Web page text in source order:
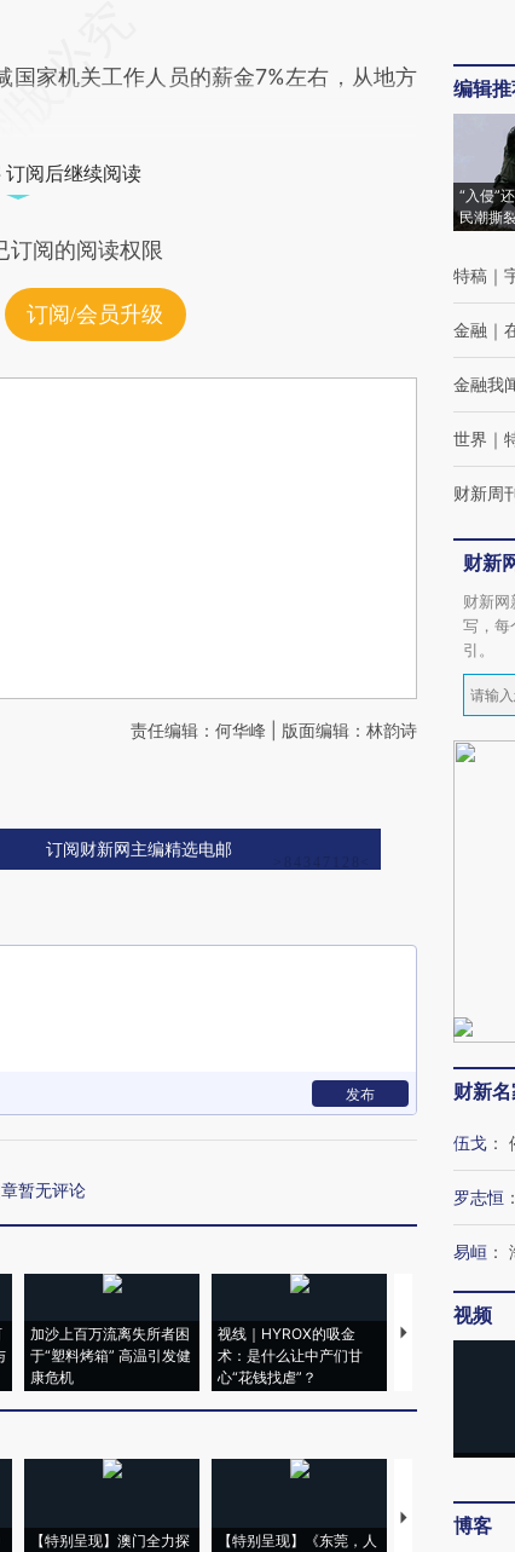
家机关工作人员的薪金7%左右，从地方
订阅后继续阅读
阅的阅读权限
订阅/会员升级
责任编辑：何华峰 | 版面编辑：林韵诗
订阅财新网主编精选电邮
发布
暂无评论
加沙上百万流离失所者困
于“塑料烤箱” 高温引发健
康危机
视线｜HYROX的吸金
术：是什么让中产们甘
心“花钱找虐”？
马航飞行员跨国
粒摇头丸 尿检体
【特别呈现】澳门全力探
【特别呈现】《东莞，人
【推广】走进第
会，让数智科技“
编辑
“入侵”
民潮撕
特稿 ｜
金融 ｜
金融我
世界 ｜
财新周
财新
财新网
写，每
引。
财新
伍戈 ：
罗志恒 ：
易峘 ：
视频
博客